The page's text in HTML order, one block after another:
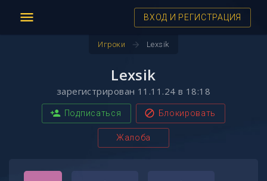
menu ВХОД И РЕГИСТРАЦИЯ
Игроки arrow_forward Lexsik
Lexsik
зарегистрирован 11.11.24 в 18:18
person_add Подписаться block Блокировать
Жалоба